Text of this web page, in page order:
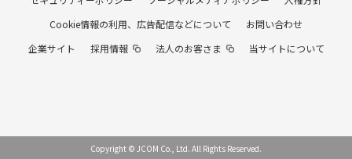
Cookie情報の利用、広告配信などについて
お問い合わせ
企業サイト
採用情報 法人のお客さま 当サイトについて
Copyright © JCOM Co., Ltd. All Rights Reserved.